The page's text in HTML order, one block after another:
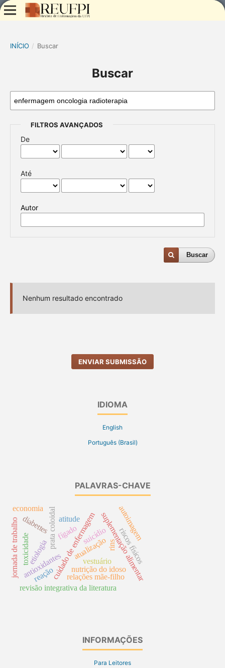
INÍCIO / Buscar
Buscar
FILTROS AVANÇADOS
De
Até
Autor
Buscar
Nenhum resultado encontrado
ENVIAR SUBMISSÃO
IDIOMA
English
Português (Brasil)
PALAVRAS-CHAVE
cuidado de enfermagem
prata coloidal
etiologia
revisão integrativa da literatura
atualização
antioxidantes suplementação alimentar
nutrição do idoso
relações mãe-filho
riscos físicos
autoimagem
rins
suicídio
jornada de trabalho vestuário
economia
fígado
reação
diabettes
toxicidade
atitude
INFORMAÇÕES
Para Leitores